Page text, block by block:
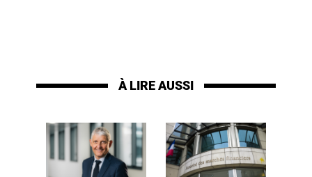
À LIRE AUSSI